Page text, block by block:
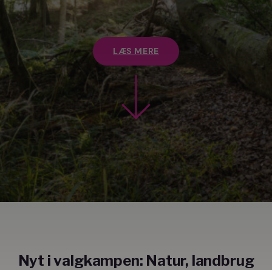
LÆS MERE
Nyt i valgkampen: Natur, landbrug